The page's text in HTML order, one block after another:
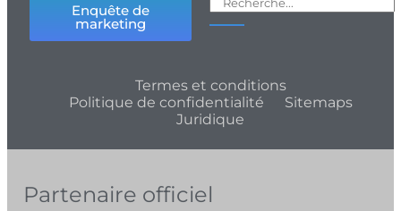
Enquête de
marketing
Termes et conditions
Politique de confidentialité
Sitemaps
Juridique
Partenaire officiel